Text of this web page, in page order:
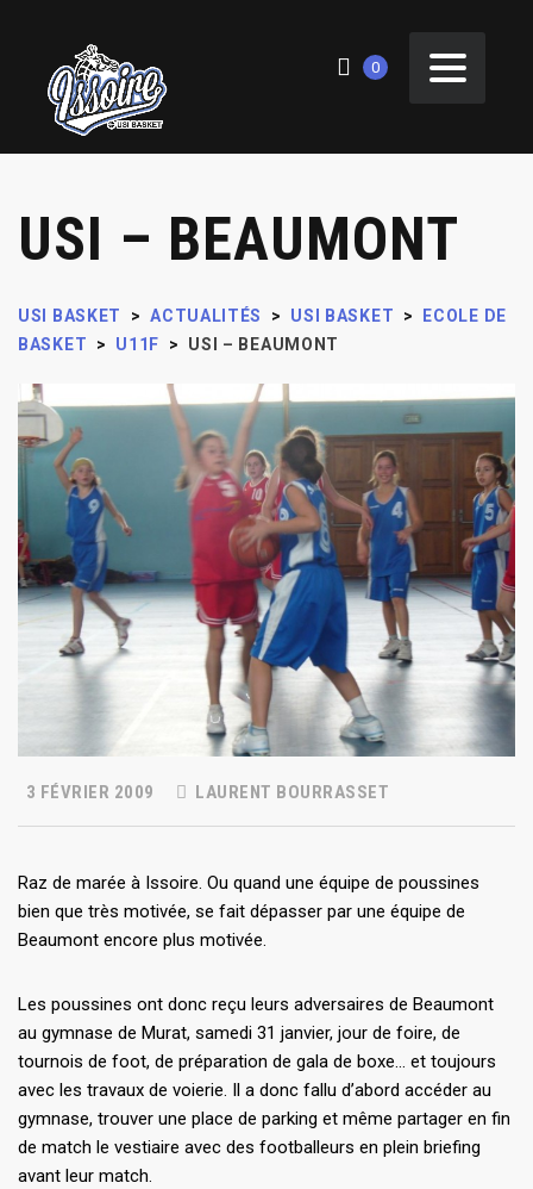
0
USI – BEAUMONT
USI BASKET > ACTUALITÉS > USI BASKET >
ECOLE DE
BASKET
> U11F > USI – BEAUMONT
3 FÉVRIER 2009 LAURENT BOURRASSET
Raz de marée à Issoire. Ou quand une équipe de poussines
bien que très motivée, se fait dépasser par une équipe de
Beaumont encore plus motivée.
Les poussines ont donc reçu leurs adversaires de Beaumont
au gymnase de Murat, samedi 31 janvier, jour de foire, de
tournois de foot, de préparation de gala de boxe… et toujours
avec les travaux de voierie. Il a donc fallu d’abord accéder au
gymnase, trouver une place de parking et même partager en fin
de match le vestiaire avec des footballeurs en plein briefing
avant leur match.